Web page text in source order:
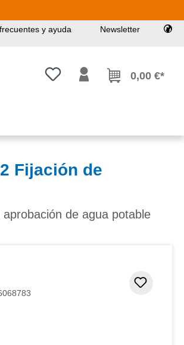
y ayuda Newsletter
Tienes 0 artículos en tu lista de
0,00 €*
Fijación de
de agua potable